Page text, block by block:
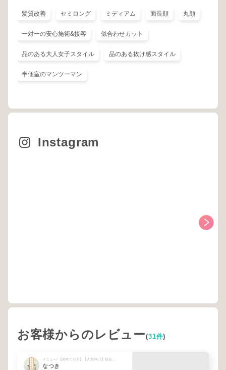
髪質改善 セミロング ミディアム 面長顔 丸顔
一対一の安心施術&接客 似合わせカット
品のある大人女子スタイル 品のある抜け感スタイル
半個室のマンツーマン
Instagram
お客様からのレビュー(31件)
なつき